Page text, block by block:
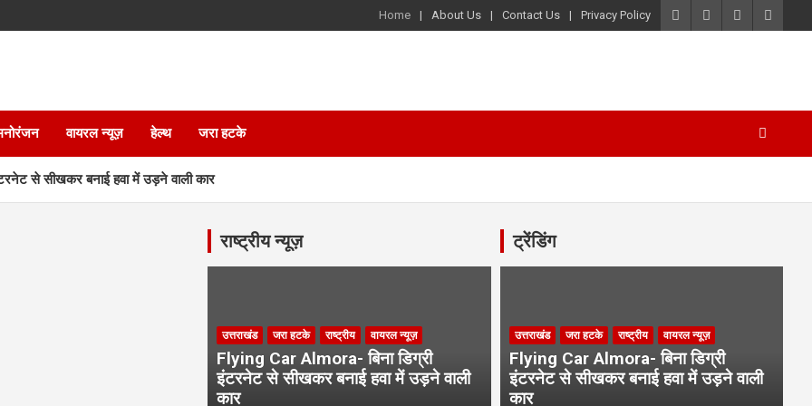
Home About Us Contact Us Privacy Policy
वायरल न्यूज़ हेल्थ जरा हटके
से सीखकर बनाई हवा में उड़ने वाली कार
में कीवी मिशन से चमकेगी किसानों की किस्मत
कर्मचारियों के भविष्य पर हाईकोर्ट में सुनवाई
राष्ट्रीय न्यूज़
उत्तराखंड जरा हटके राष्ट्रीय वायरल न्यूज़
Flying Car Almora- बिना डिग्री
इंटरनेट से सीखकर बनाई हवा में उड़ने वाली
कार
ट्रेंडिंग
उत्तराखंड जरा हटके राष्ट्रीय वायरल न्यूज़
Flying Car Almora- बिना डिग्री
इंटरनेट से सीखकर बनाई हवा में उड़ने वाली
कार